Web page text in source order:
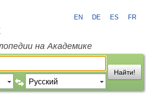
EN DE ES FR
на Академике
Найти!